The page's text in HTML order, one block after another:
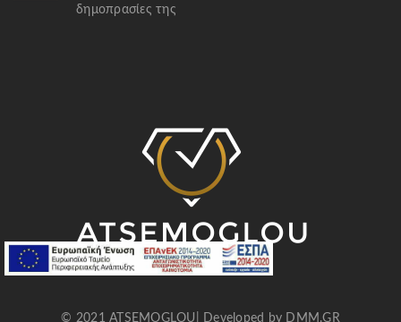
δημοπρασίες της
© 2021 ATSEMOGLOU| Developed by DMM.GR